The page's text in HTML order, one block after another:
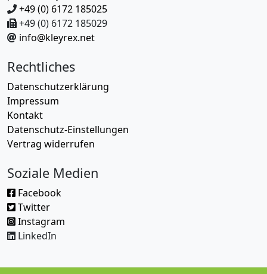
+49 (0) 6172 185025
+49 (0) 6172 185029
info@kleyrex.net
Rechtliches
Datenschutzerklärung
Impressum
Kontakt
Datenschutz-Einstellungen
Vertrag widerrufen
Soziale Medien
Facebook
Twitter
Instagram
LinkedIn